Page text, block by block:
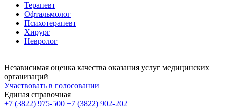
Терапевт
Офтальмолог
Психотерапевт
Хирург
Невролог
Независимая оценка качества оказания услуг медицинских
организаций
Участвовать в голосовании
Единая справочная
+7 (3822) 975-500 +7 (3822) 902-202